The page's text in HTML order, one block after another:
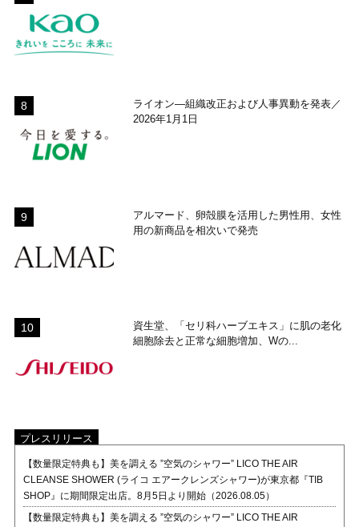
ライオン―組織改正および人事異動を発表／
2026年1月1日
アルマード、卵殻膜を活用した男性用、女性
用の新商品を相次いで発売
資生堂、「セリ科ハーブエキス」に肌の老化
細胞除去と正常な細胞増加、Wの...
プレスリリース
【数量限定特典も】美を調える ”空気のシャワー” LICO THE AIR
CLEANSE SHOWER (ライコ エアークレンズシャワー)が東京都『TIB
SHOP』に期間限定出店。8月5日より開始（2026.08.05）
【数量限定特典も】美を調える ”空気のシャワー” LICO THE AIR